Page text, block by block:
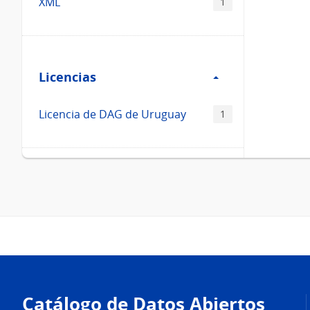
Licencias
Licencias
Licencia de DAG de Uruguay 1
Catálogo de Datos Abiertos